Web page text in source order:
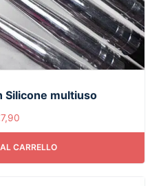
Silicone multiuso
7,90
CARRELLO